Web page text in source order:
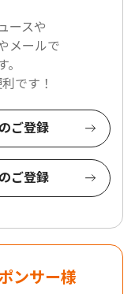
ースや
メールで
です！
ご登録
ご登録
ンサー様